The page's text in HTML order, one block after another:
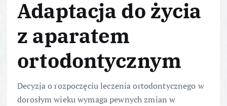
Adaptacja do życia
z aparatem
ortodontycznym
Decyzja o rozpoczęciu leczenia ortodontycznego w
dorosłym wieku wymaga pewnych zmian w